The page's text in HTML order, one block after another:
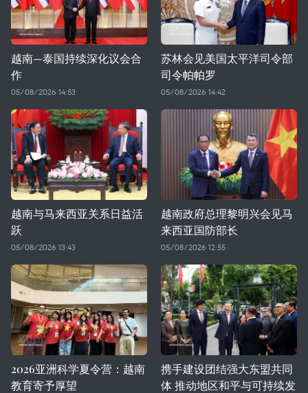
越南—泰国持续深化议会合
作
05/08/2026 14:53
苏林会见美国太平洋司令部
司令帕帕罗
05/08/2026 14:42
越南与马来西亚关系日益活
跃
05/08/2026 13:43
越南政府总理黎明兴会见马
来西亚国防部长
05/08/2026 12:55
2026亚洲科学夏令营：越南
教育寄予厚望
携手建设团结强大东盟共同
体 推动地区和平与可持续发